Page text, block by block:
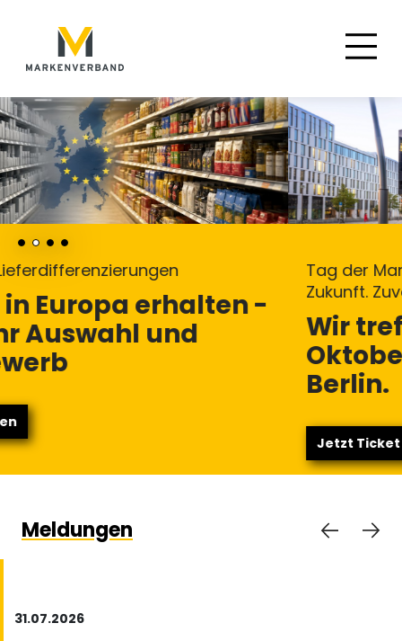
Hauptnavigation
Tag der Markenwirtschaft 2026: Marke.
Zukunft. Zuversicht.
Wir treffen uns am 8.
Oktober 2026 im FUTURIUM
Meldungen
31.07.2026